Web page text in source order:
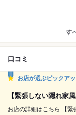
す
口コミ
お店が選ぶピックア
【緊張しない隠れ家
お店の詳細はこちら 【緊張しない隠れ家風の鉄板焼き】